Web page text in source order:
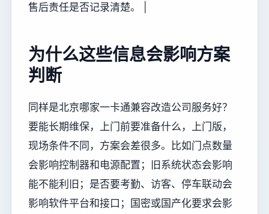
售后责任是否记录清楚。 |
为什么这些信息会影响方案
判断
同样是北京哪家一卡通兼容改造公司服务好？
要能长期维保，上门前要准备什么，上门版，
现场条件不同，方案会差很多。比如门点数量
会影响控制器和电源配置；旧系统状态会影响
能不能利旧；是否要考勤、访客、停车联动会
影响软件平台和接口；国密或国产化要求会影